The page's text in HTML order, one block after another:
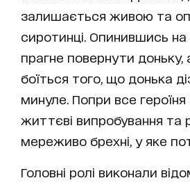
залишається живою та
сиротинці. Опинившись на
прагне повернути доньку,
боїться того, що донька
минуле. Попри все
життєві випробування та
мереживо брехні, у яке
Головні ролі виконали